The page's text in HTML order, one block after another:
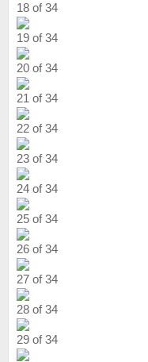
18 of 34
19 of 34
20 of 34
21 of 34
22 of 34
23 of 34
24 of 34
25 of 34
26 of 34
27 of 34
28 of 34
29 of 34